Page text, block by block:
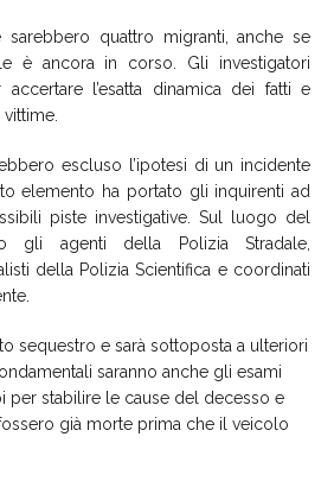
sarebbero quattro migranti, anche se
è ancora in corso. Gli investigatori
l’esatta dinamica dei fatti e
escluso l’ipotesi di un incidente
elemento ha portato gli inquirenti ad
piste investigative. Sul luogo del
gli agenti della Polizia Stradale,
della Polizia Scientifica e coordinati
sequestro e sarà sottoposta a ulteriori
saranno anche gli esami
per stabilire le cause del decesso e
già morte prima che il veicolo